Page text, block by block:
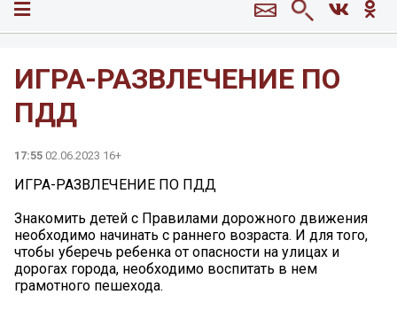
ИГРА-РАЗВЛЕЧЕНИЕ ПО
ПДД
17:55 02.06.2023 16+
ИГРА-РАЗВЛЕЧЕНИЕ ПО ПДД
Знакомить детей с Правилами дорожного движения
необходимо начинать с раннего возраста. И для того,
чтобы уберечь ребенка от опасности на улицах и
дорогах города, необходимо воспитать в нем
грамотного пешехода.